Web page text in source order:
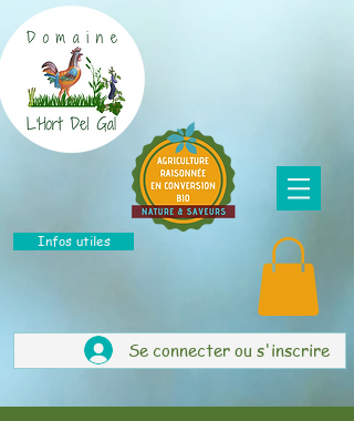
Infos utiles
Se connecter ou s'inscrire